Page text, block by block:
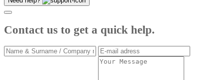
Contact us to get a quick help.